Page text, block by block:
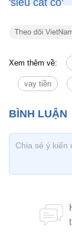
Xem thêm về:
vay tiền